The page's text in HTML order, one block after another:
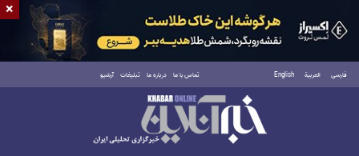
فارسی العربية English تماس با ما درباره ما تبلیغات آرشیو
شنبه ۱۷ مرداد ۱۴۰۵
×